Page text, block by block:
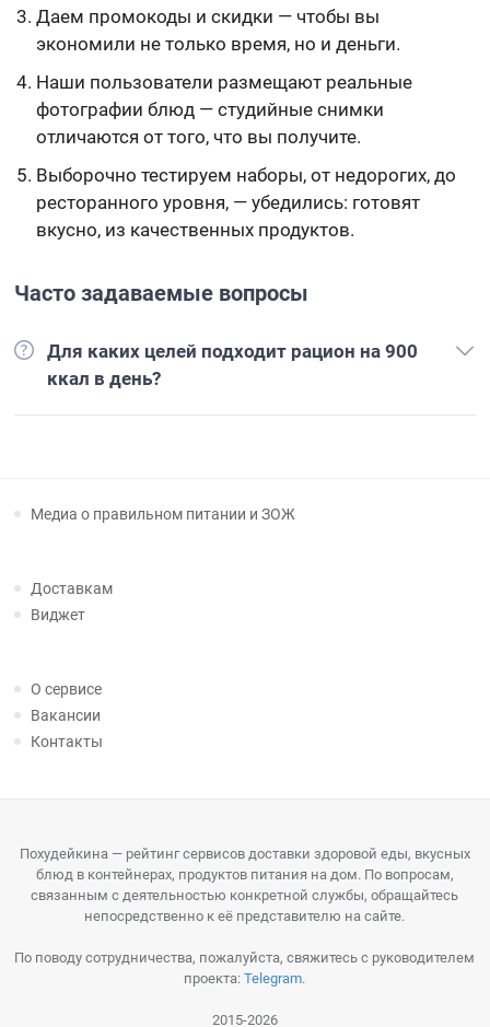
Даем промокоды и скидки — чтобы вы
экономили не только время, но и деньги.
Наши пользователи размещают реальные
фотографии блюд — студийные снимки
отличаются от того, что вы получите.
Выборочно тестируем наборы, от недорогих, до
ресторанного уровня, — убедились: готовят
вкусно, из качественных продуктов.
Часто задаваемые вопросы
Для каких целей подходит рацион на 900
ккал в день?
Медиа о правильном питании и ЗОЖ
Доставкам
Виджет
О сервисе
Вакансии
Контакты
Похудейкина — рейтинг сервисов доставки здоровой еды, вкусных
блюд в контейнерах, продуктов питания на дом. По вопросам,
связанным с деятельностью конкретной службы, обращайтесь
непосредственно к её представителю на сайте.
По поводу сотрудничества, пожалуйста, свяжитесь с руководителем
проекта:Telegram.
2015-2026